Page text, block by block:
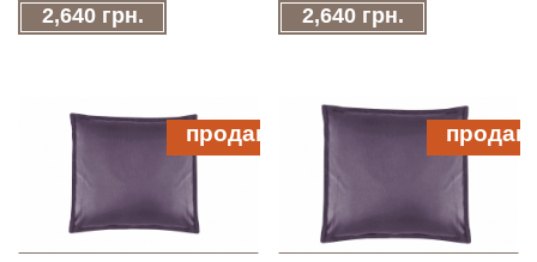
2,640 грн. 2,640 грн.
продано